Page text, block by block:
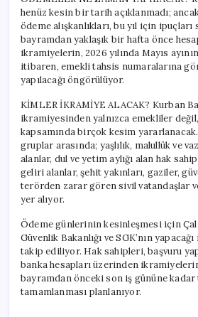
henüz kesin bir tarih açıklanmadı;
ödeme alışkanlıkları, bu yıl için
bayramdan yaklaşık bir hafta önce
ikramiyelerin, 2026 yılında Mayıs
itibaren, emekli tahsis numaralarına
yapılacağı öngörülüyor.
KİMLER İKRAMİYE ALACAK? Kurban
ikramiyesinden yalnızca emekliler değil,
kapsamında birçok kesim
gruplar arasında; yaşlılık, malullük ve
alanlar, dul ve yetim aylığı alan hak
geliri alanlar, şehit yakınları, gaziler,
terörden zarar gören sivil vatandaşlar
yer alıyor.
Ödeme günlerinin kesinleşmesi için
Güvenlik Bakanlığı ve SGK’nın
takip ediliyor. Hak sahipleri, başvuru
banka hesapları üzerinden
bayramdan önceki son iş gününe
tamamlanması planlanıyor.